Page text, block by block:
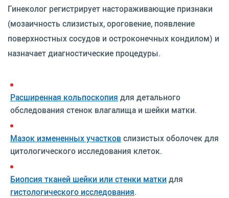
Гинеколог регистрирует настораживающие признаки
(мозаичность слизистых, ороговение, появление
поверхностных сосудов и остроконечных кондилом) и
назначает диагностические процедуры.
Расширенная кольпоскопия для детального
обследования стенок влагалища и шейки матки.
Мазок измененных участковслизистых оболочек для
цитологического исследования клеток.
Биопсия тканей шейки или стенки матки для
гистологического исследования.